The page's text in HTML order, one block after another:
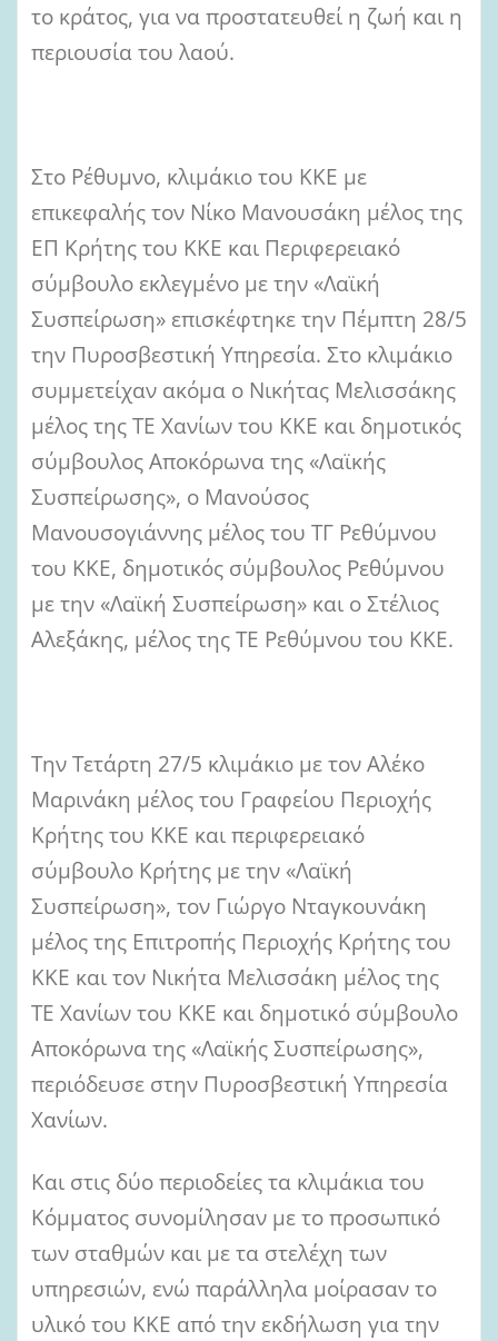
το κράτος, για να προστατευθεί η ζωή και η
περιουσία του λαού.
Στο Ρέθυμνο, κλιμάκιο του ΚΚΕ με
επικεφαλής τον Νίκο Μανουσάκη μέλος της
ΕΠ Κρήτης του ΚΚΕ και Περιφερειακό
σύμβουλο εκλεγμένο με την «Λαϊκή
Συσπείρωση» επισκέφτηκε την Πέμπτη 28/5
την Πυροσβεστική Υπηρεσία. Στο κλιμάκιο
συμμετείχαν ακόμα ο Νικήτας Μελισσάκης
μέλος της ΤΕ Χανίων του ΚΚΕ και δημοτικός
σύμβουλος Αποκόρωνα της «Λαϊκής
Συσπείρωσης», ο Μανούσος
Μανουσογιάννης μέλος του ΤΓ Ρεθύμνου
του ΚΚΕ, δημοτικός σύμβουλος Ρεθύμνου
με την «Λαϊκή Συσπείρωση» και ο Στέλιος
Αλεξάκης, μέλος της ΤΕ Ρεθύμνου του ΚΚΕ.
Την Τετάρτη 27/5 κλιμάκιο με τον Αλέκο
Μαρινάκη μέλος του Γραφείου Περιοχής
Κρήτης του ΚΚΕ και περιφερειακό
σύμβουλο Κρήτης με την «Λαϊκή
Συσπείρωση», τον Γιώργο Νταγκουνάκη
μέλος της Επιτροπής Περιοχής Κρήτης του
ΚΚΕ και τον Νικήτα Μελισσάκη μέλος της
ΤΕ Χανίων του ΚΚΕ και δημοτικό σύμβουλο
Αποκόρωνα της «Λαϊκής Συσπείρωσης»,
περιόδευσε στην Πυροσβεστική Υπηρεσία
Χανίων.
Και στις δύο περιοδείες τα κλιμάκια του
Κόμματος συνομίλησαν με το προσωπικό
των σταθμών και με τα στελέχη των
υπηρεσιών, ενώ παράλληλα μοίρασαν το
υλικό του ΚΚΕ από την εκδήλωση για την